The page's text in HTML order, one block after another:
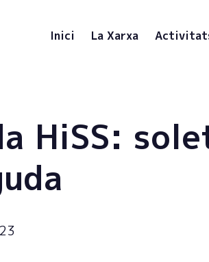
Inici La Xarxa
HiSS: